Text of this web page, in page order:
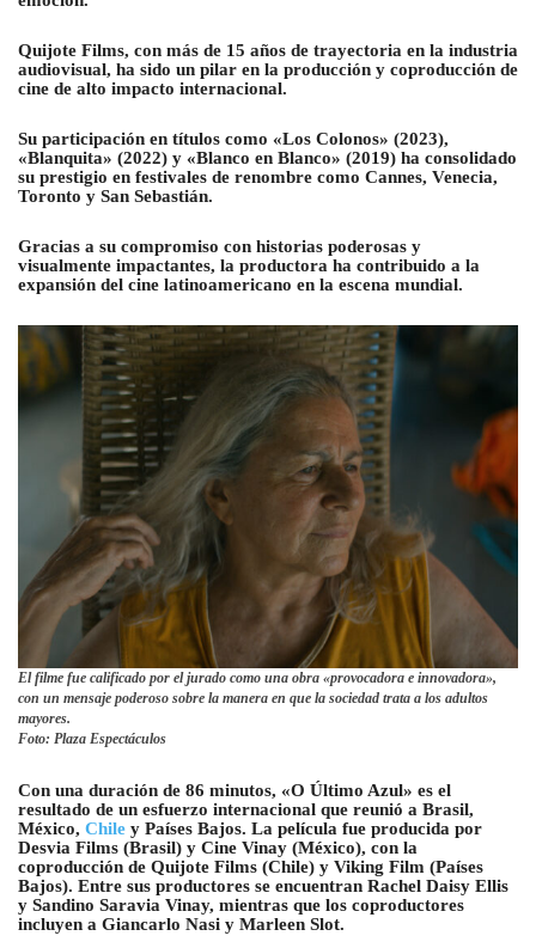
Quijote Films, con más de 15 años de trayectoria en la industria
audiovisual, ha sido un pilar en la producción y coproducción de
cine de alto impacto internacional.
Su participación en títulos como «Los Colonos» (2023),
«Blanquita» (2022) y «Blanco en Blanco» (2019) ha consolidado
su prestigio en festivales de renombre como Cannes, Venecia,
Toronto y San Sebastián.
Gracias a su compromiso con historias poderosas y
visualmente impactantes, la productora ha contribuido a la
expansión del cine latinoamericano en la escena mundial.
El filme fue calificado por el jurado como una obra «provocadora e innovadora»,
con un mensaje poderoso sobre la manera en que la sociedad trata a los adultos
mayores.
Foto: Plaza Espectáculos
Con una duración de 86 minutos, «O Último Azul» es el
resultado de un esfuerzo internacional que reunió a Brasil,
México, Chile y Países Bajos. La película fue producida por
Desvia Films (Brasil) y Cine Vinay (México), con la
coproducción de Quijote Films (Chile) y Viking Film (Países
Bajos). Entre sus productores se encuentran Rachel Daisy Ellis
y Sandino Saravia Vinay, mientras que los coproductores
incluyen a Giancarlo Nasi y Marleen Slot.